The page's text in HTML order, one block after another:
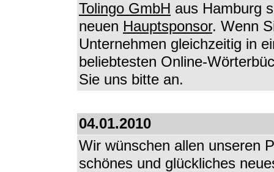
Tolingo GmbH aus Hamburg
neuen Hauptsponsor. Wenn
Unternehmen gleichzeitig in
beliebtesten Online-
Sie uns bitte an.
04.01.2010
Wir wünschen allen unseren
schönes und glückliches